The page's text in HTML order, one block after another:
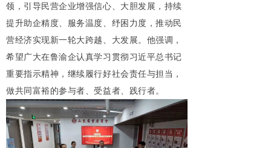
领，引导民营企业增强信心、大胆发展，持续
提升助企精度、服务温度、纾困力度，推动民
营经济实现新一轮大跨越、大发展。他强调，
希望广大在鲁渝企认真学习贯彻习近平总书记
重要指示精神，继续履行好社会责任与担当，
做共同富裕的参与者、受益者、践行者。